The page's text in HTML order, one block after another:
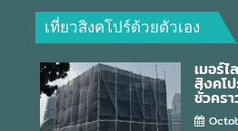
เที่ยวสิงคโปร์ด้วยตัวเอง
เมอร์
สิงคโ
ชั่วคร